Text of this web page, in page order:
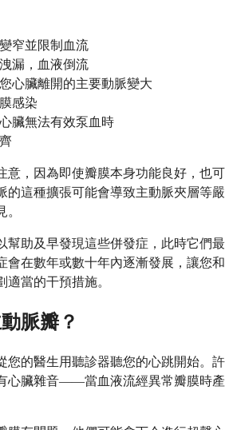
窄並限制血流
漏，血液倒流
心臟離開的主要動脈變大
感染
臟無法有效泵血時
意，因為即使瓣膜本身功能良好，也可
的這種擴張可能會導致主動脈夾層等嚴
幫助及早發現這些併發症，此時它們最
會在數年或數十年內逐漸發展，讓您和
當的干預措施。
脈瓣？
您的醫生用聽診器聽您的心跳開始。許
心臟雜音——當血液流經異常瓣膜時產